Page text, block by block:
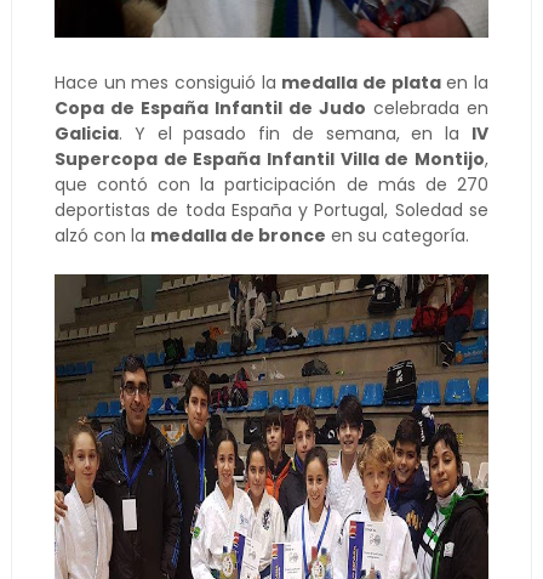
Hace un mes consiguió la medalla de plataen la
Copa de España Infantil de Judo celebrada en
Galicia. Y el pasado fin de semana, en la IV
Supercopa de España Infantil Villa de Montijo,
que contó con la participación de más de 270
deportistas de toda España y Portugal, Soledad se
alzó con la medalla de bronce en su categoría.